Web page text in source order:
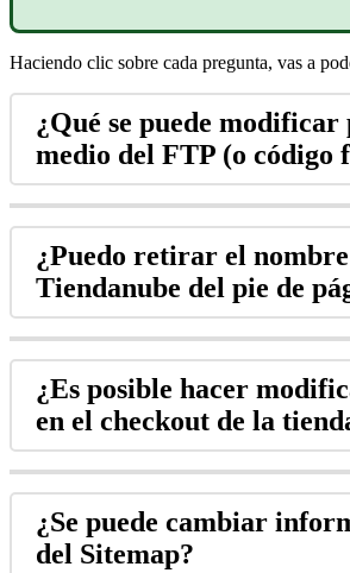
Haciendo clic sobre cada pregunta, vas a
¿Qué se puede modificar
medio del FTP (o código
¿Puedo retirar el
Tiendanube del pie de
¿Es posible hacer
en el checkout de la
¿Se puede cambiar
del Sitemap?